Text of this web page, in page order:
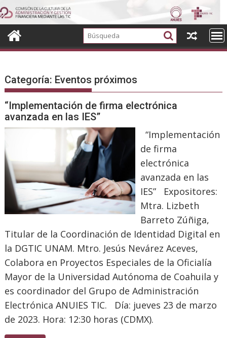
Ir
al
contenido
Categoría: Eventos próximos
“Implementación de firma electrónica
avanzada en las IES”
“Implementación
de firma
electrónica
avanzada en las
IES” Expositores:
Mtra. Lizbeth
Barreto Zúñiga,
Titular de la Coordinación de Identidad Digital en
la DGTIC UNAM. Mtro. Jesús Nevárez Aceves,
Colabora en Proyectos Especiales de la Oficialía
Mayor de la Universidad Autónoma de Coahuila y
es coordinador del Grupo de Administración
Electrónica ANUIES TIC. Día: jueves 23 de marzo
de 2023. Hora: 12:30 horas (CDMX).